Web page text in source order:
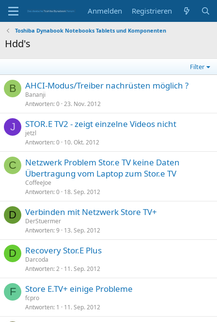
Anmelden Registrieren
Toshiba Dynabook Notebooks Tablets und Komponenten
Hdd's
Filter
B AHCI-Modus/Treiber nachrüsten möglich ?
Bananji
Antworten 0 23. Nov. 2012
J STOR.E TV2 - zeigt einzelne Videos nicht
jetzl
Antworten 0 10. Okt. 2012
C
Netzwerk Problem Stor.e TV keine Daten
Übertragung vom Laptop zum Stor.e TV
CoffeeJoe
Antworten 0 18. Sep. 2012
D Verbinden mit Netzwerk Store TV+
DerStuermer
Antworten 9 13. Sep. 2012
D Recovery Stor.E Plus
Darcoda
Antworten 2 11. Sep. 2012
F Store E.TV+ einige Probleme
fcpro
Antworten 1 11. Sep. 2012